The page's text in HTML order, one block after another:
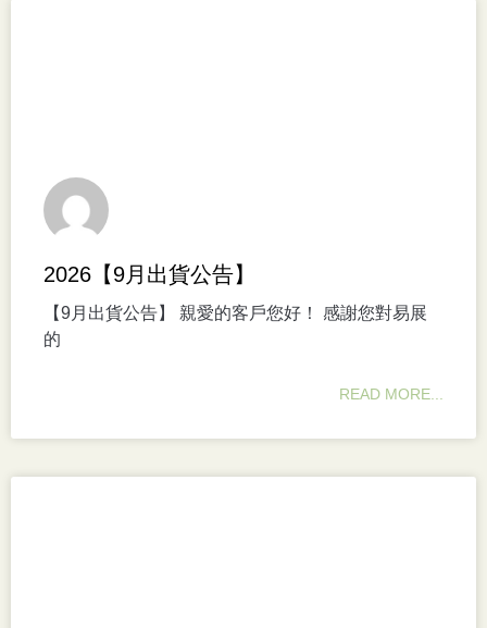
2026【9月出貨公告】
【9月出貨公告】 親愛的客戶您好！ 感謝您對易展
的
READ MORE...